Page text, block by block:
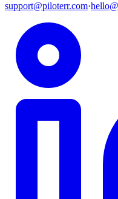
support@piloterr.com·